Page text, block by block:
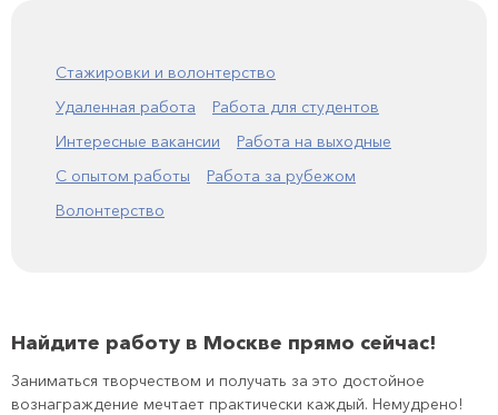
Стажировки и волонтерство
Удаленная работа
Работа для студентов
Интересные вакансии
Работа на выходные
С опытом работы
Работа за рубежом
Волонтерство
Найдите работу в Москве прямо сейчас!
Заниматься творчеством и получать за это достойное
вознаграждение мечтает практически каждый. Немудрено!